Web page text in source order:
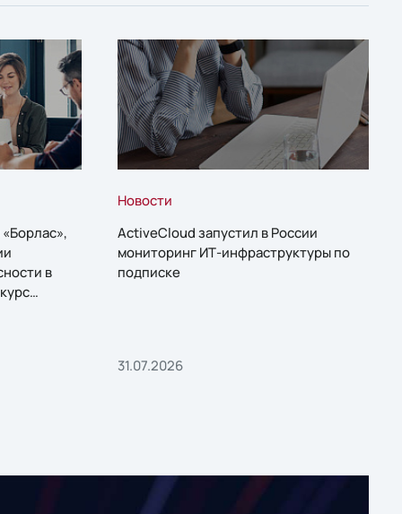
в
Новости
ActiveCloud запустил в России
мониторинг ИТ-инфраструктуры по
подписке
31.07.2026